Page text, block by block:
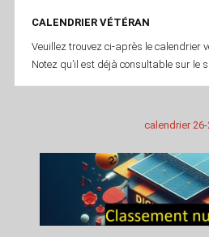
CALENDRIER VÉTÉRAN
Veuillez trouvez ci-après le calendrier
Notez qu’il est déjà consultable sur le
calendrier